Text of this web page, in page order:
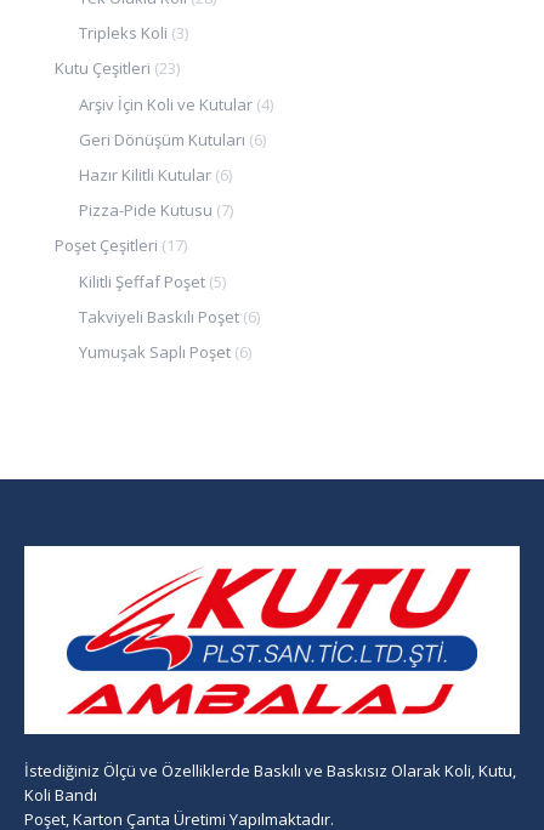
Tripleks Koli (3)
Kutu Çeşitleri (23)
Arşiv İçin Koli ve Kutular (4)
Geri Dönüşüm Kutuları (6)
Hazır Kilitli Kutular (6)
Pizza-Pide Kutusu (7)
Poşet Çeşitleri (17)
Kilitli Şeffaf Poşet (5)
Takviyeli Baskılı Poşet (6)
Yumuşak Saplı Poşet (6)
İstediğiniz Ölçü ve Özelliklerde Baskılı ve Baskısız Olarak Koli, Kutu,
Koli Bandı
Poşet, Karton Çanta Üretimi Yapılmaktadır.